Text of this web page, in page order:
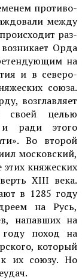
противо­
между
раз­
Орда
на
и в северо-
союза.
возглавляет
своей целью
и ра­ди этого
Во второй
московский,
княжеских
XIII века.
в 1285 году
на Русь,
на­павших на
поход на
который
их союзу. Но